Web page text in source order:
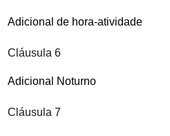
Adicional de hora-atividade
Cláusula 6
Adicional Noturno
Cláusula 7